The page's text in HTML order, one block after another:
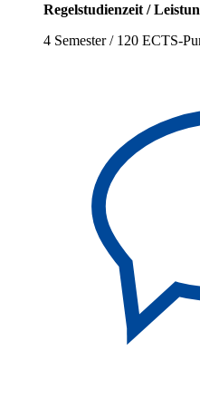
Regelstudienzeit /
4 Semester / 120 ECTS-